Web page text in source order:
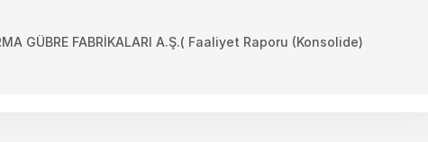
GÜBRE FABRİKALARI A.Ş.( Faaliyet Raporu (Konsolide)